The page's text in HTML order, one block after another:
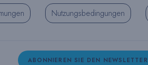
Nutzungsbedingungen
ABONNIEREN SIE DEN NEWSLETTER